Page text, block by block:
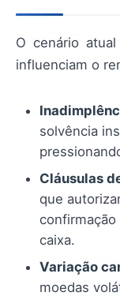
O cenário
influenciam o
solvência
Cláusulas
que
caixa.
Variação
moedas